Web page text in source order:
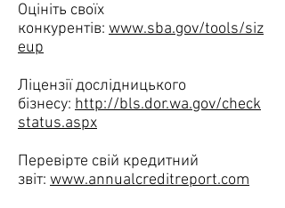
Оцініть своїх
конкурентів: www.sba.gov/tools/siz
eup
Ліцензії дослідницького
бізнесу: http://bls.dor.wa.gov/check
status.aspx
Перевірте свій кредитний
звіт: www.annualcreditreport.com